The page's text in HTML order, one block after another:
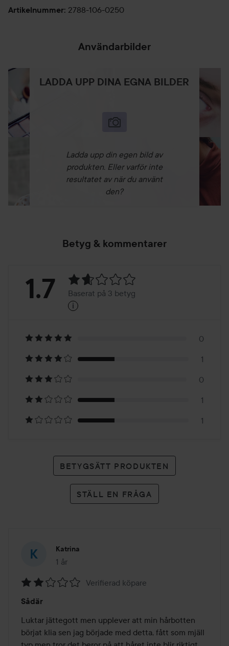
Tillsatt salt
schampot i skalpen. Skölj sedan ur med vatten och
applicera schampot en gång till, massera in och skölj sedan
ur. Tvätta alltid håret två gånger mer schampoo för bäst
resultat.
250 ml
Artikelnummer: 2788-106-0250
Användarbilder
LADDA UPP DINA EGNA BILDER
Ladda upp din egen bild av
produkten. Eller varför inte
resultatet av när du använt
den?
Betyg & kommentarer
Betyg:
Baserat
på
3
betyg
1.7 Baserat på 3 betyg
i
0
1
0
1
1
BETYGSÄTT PRODUKTEN
STÄLL EN FRÅGA
Katrina
1 år
Inlägget skapades 1 år
2
av
5
Verifierad köpare
Sådär
Luktar jättegott men upplever att min hårbotten
börjat klia sen jag började med detta, fått som mjäll